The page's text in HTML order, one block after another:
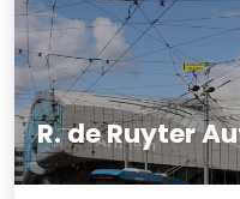
R. de Ruyter